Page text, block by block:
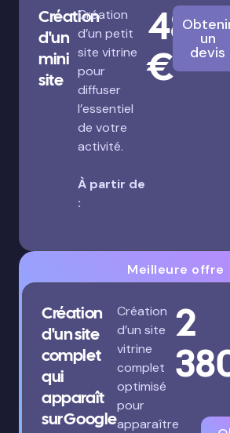
Création
d'un
mini
site
Création
d’un petit
site vitrine
pour
diffuser
l’essentiel
de votre
activité.
À partir de
:
480
€
un
devis
Meilleure offre
Création
d'un site
complet
qui
apparaît
sur Google
Création
d’un site
vitrine
complet
optimisé
pour
apparaître
2